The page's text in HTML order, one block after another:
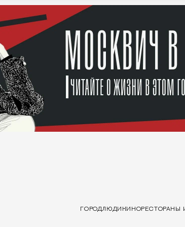
ГОРОДЛЮДИ КИНОРЕСТОРАНЫ